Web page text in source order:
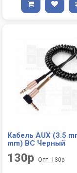
Кабель AUX (3.5
mm) BC Черный
130р Опт: 130р